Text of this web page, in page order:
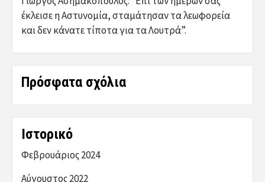
έκλεισε η Αστυνομία, σταμάτησαν τα λεωφορεία
και δεν κάνατε τίποτα για τα Λουτρά”.
Πρόσφατα σχόλια
Ιστορικό
Φεβρουάριος 2024
Αύγουστος 2022